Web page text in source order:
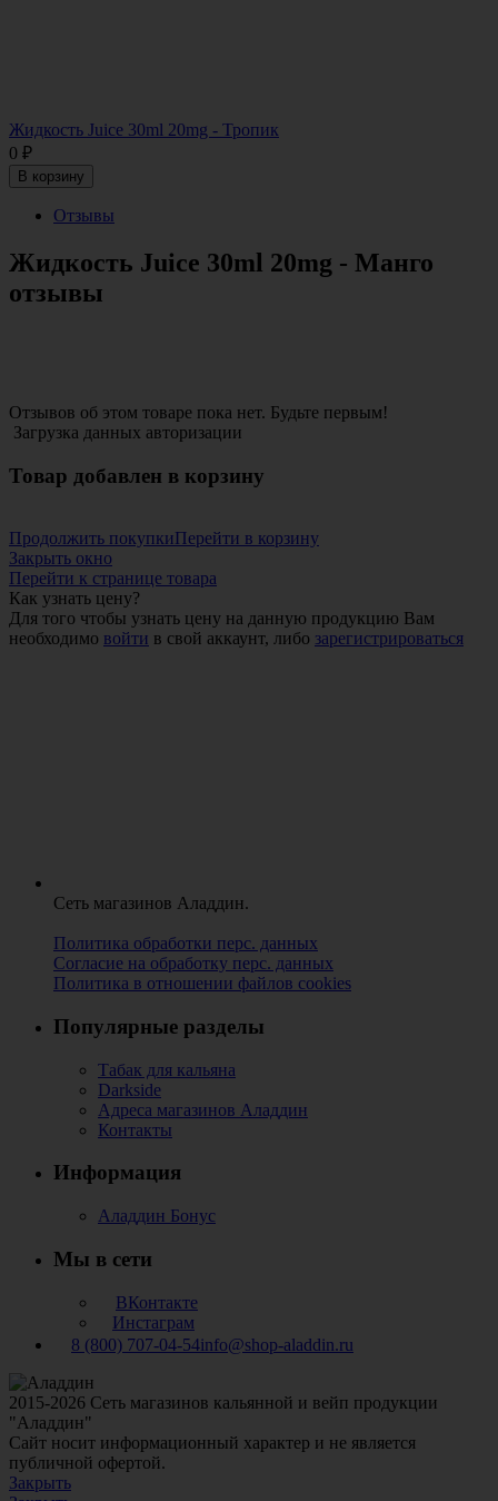
Жидкость Juice 30ml 20mg - Тропик
0 ₽
В корзину
Отзывы
Жидкость Juice 30ml 20mg - Манго
отзывы
Отзывов об этом товаре пока нет. Будьте первым!
Загрузка данных авторизации
Товар добавлен в корзину
Продолжить покупкиПерейти в корзину
Закрыть окно
Перейти к странице товара
Как узнать цену?
Для того чтобы узнать цену на данную продукцию Вам
необходимо войти в свой аккаунт, либо зарегистрироваться
Сеть магазинов Аладдин.
Политика обработки перс. данных
Согласие на обработку перс. данных
Политика в отношении файлов cookies
Популярные разделы
Табак для кальяна
Darkside
Адреса магазинов Аладдин
Контакты
Информация
Аладдин Бонус
Мы в сети
ВКонтакте
Инстаграм
8 (800) 707-04-54info@shop-aladdin.ru
2015-2026 Сеть магазинов кальянной и вейп продукции
"Аладдин"
Сайт носит информационный характер и не является
публичной офертой.
Закрыть